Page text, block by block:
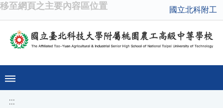
移至網頁之主要內容區位置 國立北科附工
:::